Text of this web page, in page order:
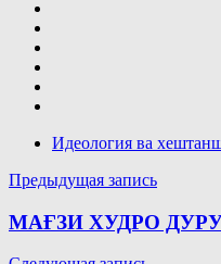
Идеология ва
Навигация
по
Предыдущая запись
МАҒЗИ ХУДРО